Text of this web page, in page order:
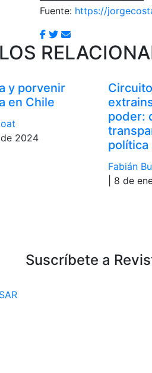
Fuente: https://
y porvenir
en Chile
de 2024
Circuito
poder:
política
Fabián
| 8 de
Suscríbete a